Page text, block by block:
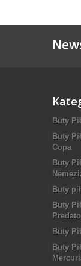
Buty
Buty
Copa
Buty
Buty
Buty
Buty
Buty